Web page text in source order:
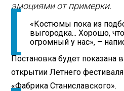
эмоциями от примерки.
«Костюмы пока из
выгородка... Хорошо,
огромный у нас», –
Постановка будет показана
открытии Летнего
«Фабрика Станиславского».